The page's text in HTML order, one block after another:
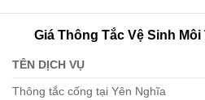
Giá Thông Tắc Vệ Sinh
TÊN DỊCH VỤ
Thông tắc cống tại Yên Nghĩa